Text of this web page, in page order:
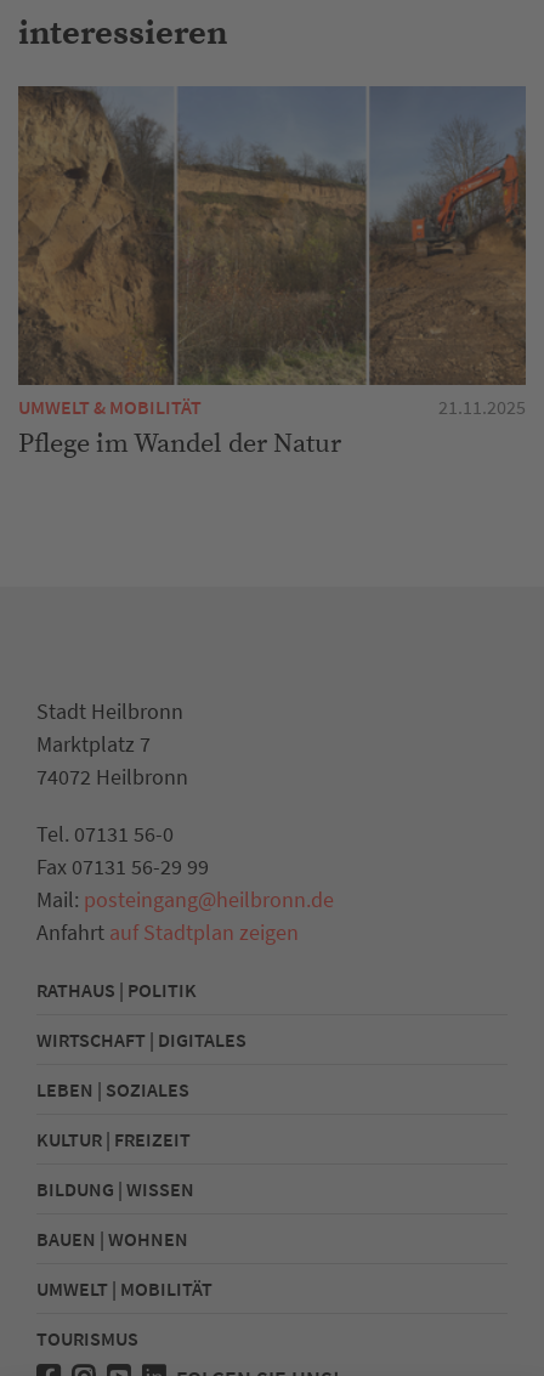
interessieren
UMWELT & MOBILITÄT 21.11.2025
Pflege im Wandel der Natur
Stadt Heilbronn
Marktplatz 7
74072 Heilbronn
Tel. 07131 56-0
Fax 07131 56-29 99
Mail: posteingang@heilbronn.de
Anfahrt auf Stadtplan zeigen
RATHAUS | POLITIK
WIRTSCHAFT | DIGITALES
LEBEN | SOZIALES
KULTUR | FREIZEIT
BILDUNG | WISSEN
BAUEN | WOHNEN
UMWELT | MOBILITÄT
TOURISMUS